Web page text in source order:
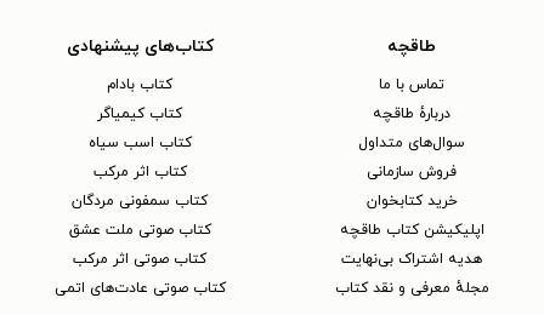
طاقچه
تماس با ما
دربارهٔ طاقچه
سوال‌های متداول
فروش سازمانی
خرید کتابخوان
اپلیکیشن کتاب طاقچه
هدیه اشتراک بی‌نهایت
مجلهٔ معرفی و نقد کتاب
کتاب‌های پیشنهادی
کتاب بادام
کتاب کیمیاگر
کتاب اسب سیاه
کتاب اثر مرکب
کتاب سمفونی مردگان
کتاب صوتی ملت عشق
کتاب صوتی اثر مرکب
کتاب صوتی عادت‌های اتمی